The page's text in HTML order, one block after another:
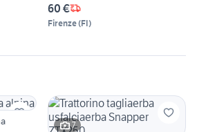
60 €
Firenze(FI)
7